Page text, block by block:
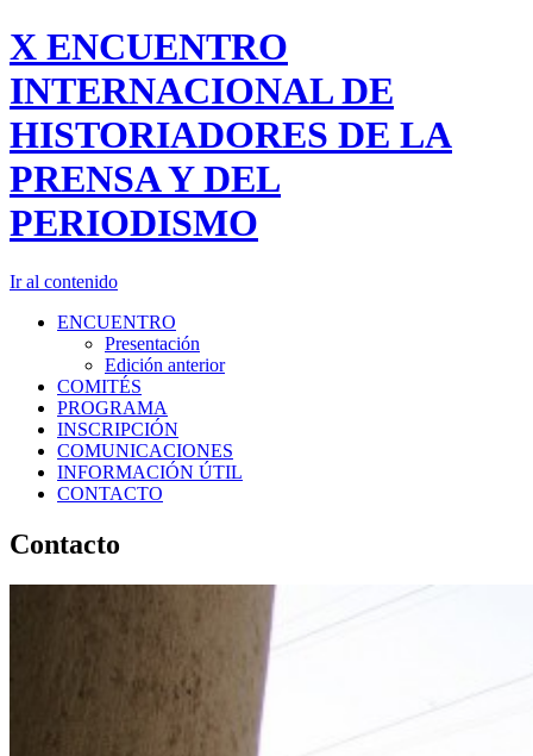
X ENCUENTRO
INTERNACIONAL DE
HISTORIADORES DE LA
PRENSA Y DEL
PERIODISMO
Ir al contenido
ENCUENTRO
Presentación
Edición anterior
COMITÉS
PROGRAMA
INSCRIPCIÓN
COMUNICACIONES
INFORMACIÓN ÚTIL
CONTACTO
Contacto